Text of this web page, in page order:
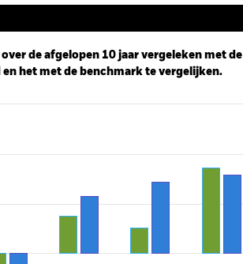
de afgelopen 10 jaar vergeleken met de
het met de benchmark te vergelijken.